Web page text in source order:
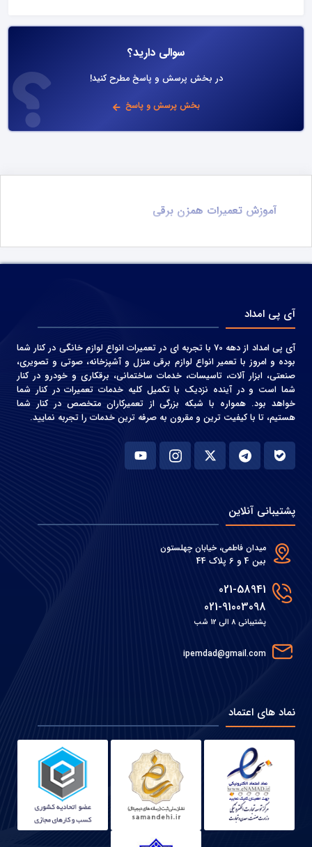
سوالی دارید؟
در بخش پرسش و پاسخ مطرح کنید!
بخش پرسش و پاسخ
آموزش تعمیرات همزن برقی
آی پی امداد
آی پی امداد از دهه 70 با تجربه ای در تعمیرات انواع لوازم خانگی در کنار شما
بوده و امروز با تعمیر انواع لوازم برقی منزل و آشپزخانه، صوتی و‌ تصویری،
صنعتی، ابزار آلات، تاسیسات، خدمات ساختمانی، برقکاری و خودرو در کنار
شما است و در آینده نزدیک با تکمیل کلیه خدمات تعمیرات در کنار شما
خواهد بود. همواره با شبکه بزرگی از تعمیرکاران متخصص در کنار شما
هستیم، تا با کیفیت ترین و مقرون به صرفه ترین خدمات را تجربه نمایید.
پشتیبانی آنلاین
میدان فاطمی، خیابان چهلستون
بین 4 و 6 پلاک 44
021-58941
021-91003098
پشتیبانی 8 الی 12 شب
ipemdad@gmail.com
نماد های اعتماد